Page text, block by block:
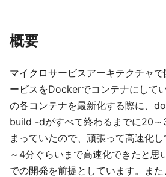
概要
マイクロサービスアーキテクチャ
ービスをDockerでコンテナにして
の各コンテナを最新化する際に、
build -dがすべて終わるまでに20～
まっていたので、頑張って高速化
～4分ぐらいまで高速化できたと
での開発を前提としています。ま